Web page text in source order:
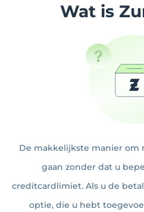
De makkelijkste manier om
gaan zonder dat u
creditcardlimiet. Als u de
optie, die u hebt
Wat is